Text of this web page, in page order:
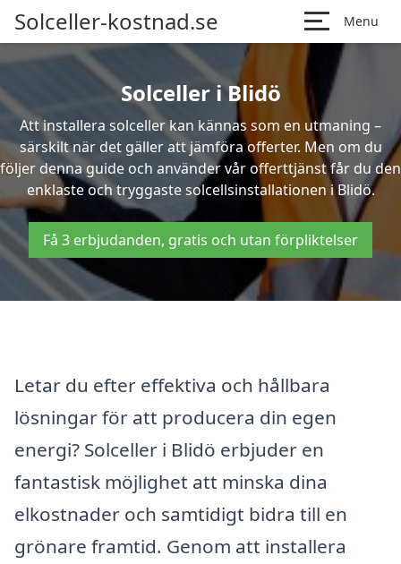
Solceller-kostnad.se Menu
Solceller i Blidö
Att installera solceller kan kännas som en utmaning –
särskilt när det gäller att jämföra offerter. Men om du
följer denna guide och använder vår offerttjänst får du den
enklaste och tryggaste solcellsinstallationen i Blidö.
Få 3 erbjudanden, gratis och utan förpliktelser
Letar du efter effektiva och hållbara
lösningar för att producera din egen
energi? Solceller i Blidö erbjuder en
fantastisk möjlighet att minska dina
elkostnader och samtidigt bidra till en
grönare framtid. Genom att installera